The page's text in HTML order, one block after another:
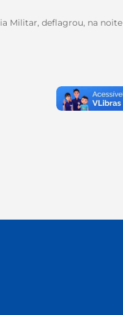
Militar, deflagrou, na noite